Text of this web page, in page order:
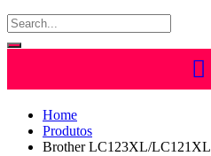
Home
Produtos
Brother LC123XL/LC121XL